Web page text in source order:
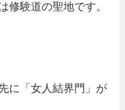
修験道の聖地です。
に「女人結界門」が